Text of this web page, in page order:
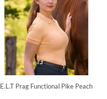
E.L.T Prag Functional Pike Peach